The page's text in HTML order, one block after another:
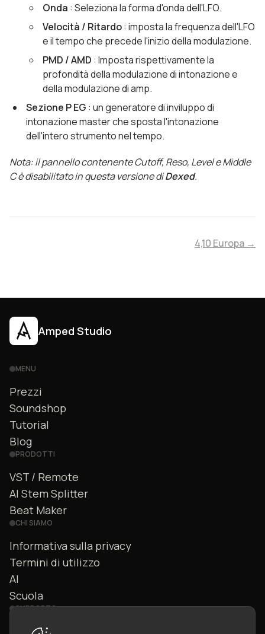
Onda : Seleziona la forma d'onda dell'LFO.
Velocità / Ritardo: imposta la frequenza dell'LFO
e il tempo che precede l'inizio della modulazione.
PMD / AMD : Imposta rispettivamente la
profondità della modulazione di intonazione e
della modulazione di amp.
Sezione P EG : un generatore di inviluppo di
intonazione master che sposta l'intonazione
dell'intero strumento nel tempo.
Nota: il pannello contenente Cutoff, Reso, Level e Middle
C è disabilitato in questa versione diDexed.
4,10 Europa →
Amped Studio
MENU
Prezzi
Soundshop
Tutorial
Blog
PRODOTTI
VST / Remote
AI Stem Splitter
Beat Maker
CHI SIAMO
Informativa sulla privacy
Termini di utilizzo
AI
Scuola
SUPPORTO
Contattaci